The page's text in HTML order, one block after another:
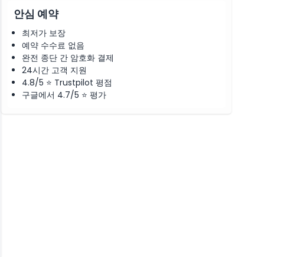
안심 예약
최저가 보장
예약 수수료 없음
완전 종단 간 암호화 결제
24시간 고객 지원
4.8/5 ⭐ Trustpilot 평점
구글에서 4.7/5 ⭐ 평가